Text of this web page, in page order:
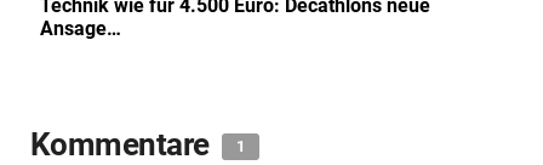
Technik wie für 4.500 Euro: Decathlons neue
Ansage…
Kommentare 1